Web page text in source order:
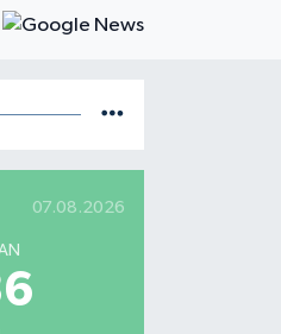
07.08.2026